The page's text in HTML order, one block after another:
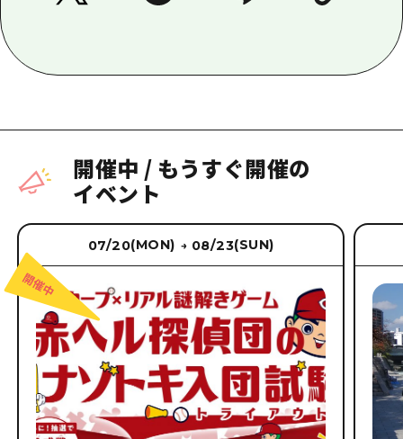
開催中 / もうすぐ開催の
イベント
07/20(MON) → 08/23(SUN)